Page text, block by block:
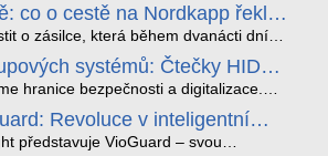
co o cestě na Nordkapp řekla
2 MAX
o zásilce, která během dvanácti dní
2 MAX jsme vzali na trasu z
Kirunu a finské Laponsko až na
dobití, v mrazu až −13 °C a mimo
není jen čára na mapě, ale
celé cesty.
systémů: Čtečky HID
hranice bezpečnosti a digitalizace.
– moderní a vysoce univerzální
Revoluce v inteligentní
přestupků
představuje VioGuard – svou